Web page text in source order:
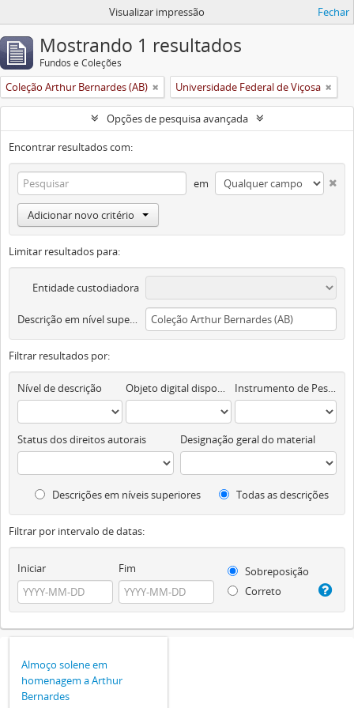
Visualizar impressão Fechar
Mostrando 1 resultados
Fundos e Coleções
Coleção Arthur Bernardes (AB) Universidade Federal de Viçosa
Opções de pesquisa avançada
Encontrar resultados com:
em
Adicionar novo critério
Limitar resultados para:
Entidade custodiadora
Descrição em nível superior
Filtrar resultados por:
Nível de descrição Objeto digital disponível Instrumento de Pesquisa
Status dos direitos autorais Designação geral do material
Descrições em níveis superiores Todas as descrições
Filtrar por intervalo de datas:
Iniciar Fim
Sobreposição
Correto
Almoço solene em
homenagem a Arthur
Bernardes